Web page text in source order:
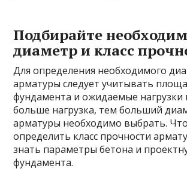
Подбирайте
диаметр и класс
Для определения необходимого
арматуры следует учитывать
фундамента и ожидаемые нагрузки
больше нагрузка, тем больший
арматуры необходимо выбрать.
определить класс прочности
знать параметры бетона и
фундамента.